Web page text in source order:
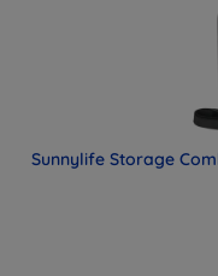
Sunnylife Storage